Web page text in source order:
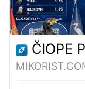
ČIOPE POBEĐUJU: